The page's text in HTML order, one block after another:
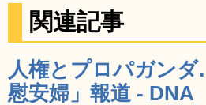
関連記事
人権とプロパガン
慰安婦」報道 - DNA